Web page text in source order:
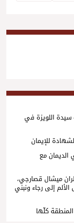
اللويزة في
للإيمان
مع
ميشال قصارجي،
إلى رجاء ونبني
كلّها